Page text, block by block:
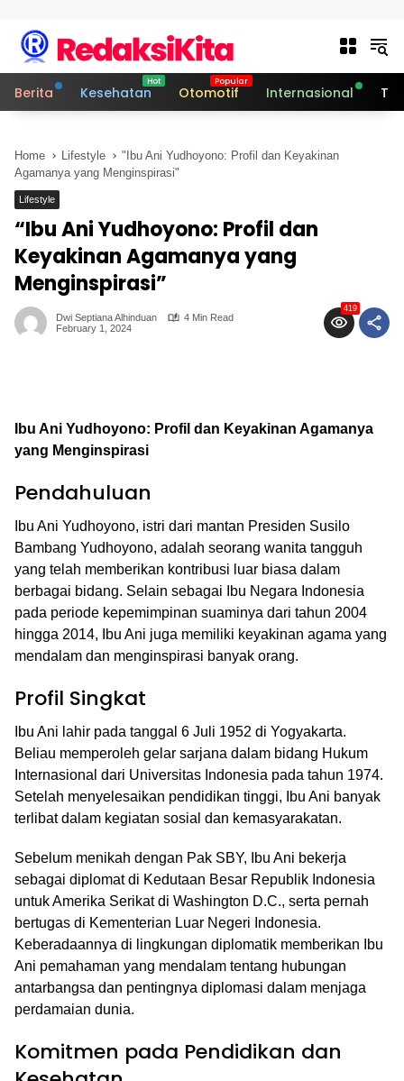
Berita Kesehatan Otomotif Internasional
Home Lifestyle
"Ibu Ani Yudhoyono: Profil dan Keyakinan
Agamanya yang Menginspirasi"
Lifestyle
“Ibu Ani Yudhoyono: Profil dan
Keyakinan Agamanya yang
Menginspirasi”
Dwi Septiana Alhinduan
4 Min Read
February 1, 2024
419
Ibu Ani Yudhoyono: Profil dan Keyakinan Agamanya
yang Menginspirasi
Pendahuluan
Ibu Ani Yudhoyono, istri dari mantan Presiden Susilo
Bambang Yudhoyono, adalah seorang wanita tangguh
yang telah memberikan kontribusi luar biasa dalam
berbagai bidang. Selain sebagai Ibu Negara Indonesia
pada periode kepemimpinan suaminya dari tahun 2004
hingga 2014, Ibu Ani juga memiliki keyakinan agama yang
mendalam dan menginspirasi banyak orang.
Profil Singkat
Ibu Ani lahir pada tanggal 6 Juli 1952 di Yogyakarta.
Beliau memperoleh gelar sarjana dalam bidang Hukum
Internasional dari Universitas Indonesia pada tahun 1974.
Setelah menyelesaikan pendidikan tinggi, Ibu Ani banyak
terlibat dalam kegiatan sosial dan kemasyarakatan.
Sebelum menikah dengan Pak SBY, Ibu Ani bekerja
sebagai diplomat di Kedutaan Besar Republik Indonesia
untuk Amerika Serikat di Washington D.C., serta pernah
bertugas di Kementerian Luar Negeri Indonesia.
Keberadaannya di lingkungan diplomatik memberikan Ibu
Ani pemahaman yang mendalam tentang hubungan
antarbangsa dan pentingnya diplomasi dalam menjaga
perdamaian dunia.
Komitmen pada Pendidikan dan